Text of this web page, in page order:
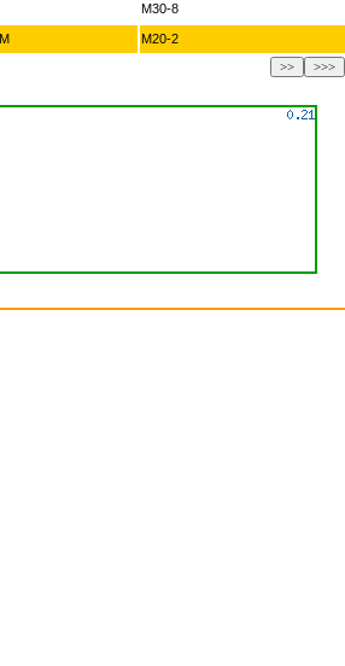
M30-8
M20-2
>>>
>>